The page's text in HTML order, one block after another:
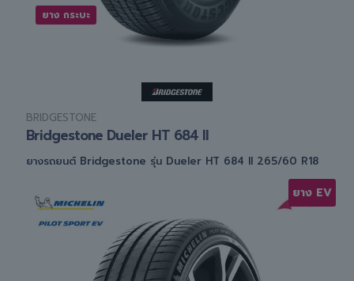
ยาง กระบะ
BRIDGESTONE
Bridgestone Dueler HT 684 II
ยางรถยนต์ Bridgestone รุ่น Dueler HT 684 II 265/60 R18
ยาง EV